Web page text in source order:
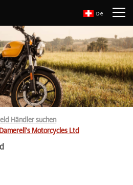
De
Händler suchen
Damerell's Motorcycles Ltd